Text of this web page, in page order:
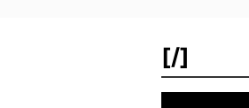
[/]